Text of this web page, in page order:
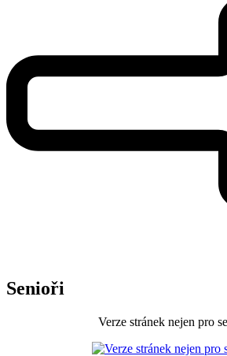
Senioři
Verze stránek nejen pro